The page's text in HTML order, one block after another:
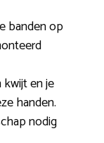
banden op
kwijt en je
handen.
nodig